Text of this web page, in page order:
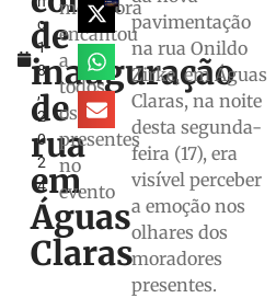
o
1
8
,
2
0
2
4
de
inauguração
de
rua
em
Águas
Claras
moradora
encantou
a
todos
os
presentes
no
evento
pavimentação
na rua Onildo
Zirke, em Águas
Claras, na noite
desta segunda-
feira (17), era
visível perceber
a emoção nos
olhares dos
moradores
presentes.